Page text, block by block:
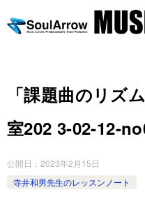
「課題曲のリズ
室202 3-02-12-­
公開日： 2023年2月15日
寺井和男先生のレッスンノート